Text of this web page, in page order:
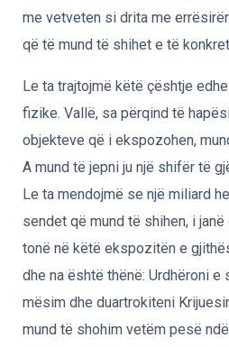
me vetveten si drita me
që të mund të shihet e të
Le ta trajtojmë këtë çështje
fizike. Vallë, sa përqind të
objekteve që i ekspozohen,
A mund të jepni ju një shifër të
Le ta mendojmë se një miliard
sendet që mund të shihen, i
tonë në këtë ekspozitën e
dhe na është thënë: Urdhëroni e
mësim dhe duartrokiteni
mund të shohim vetëm pesë